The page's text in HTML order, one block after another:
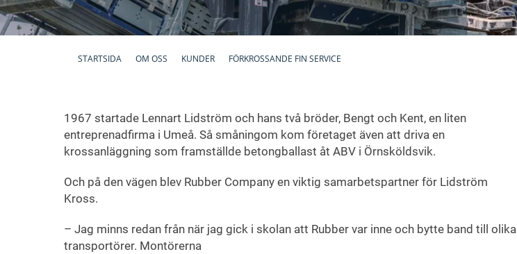
STARTSIDA OM OSS KUNDER FÖRKROSSANDE FIN SERVICE
1967 startade Lennart Lidström och hans två bröder, Bengt och Kent, en liten
entreprenadfirma i Umeå. Så småningom kom företaget även att driva en
krossanläggning som framställde betongballast åt ABV i Örnsköldsvik.
Och på den vägen blev Rubber Company en viktig samarbetspartner för Lidström
Kross.
– Jag minns redan från när jag gick i skolan att Rubber var inne och bytte band till olika
transportörer. Montörerna